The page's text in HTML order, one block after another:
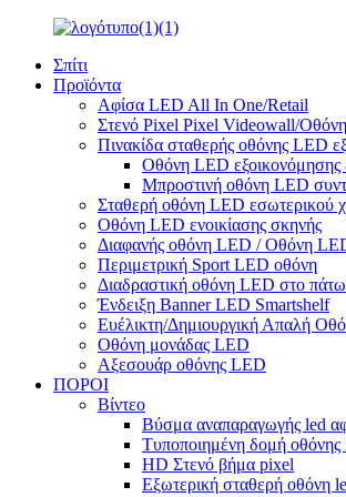
Σπίτι
Προϊόντα
Αφίσα LED All In One/Retail
Στενό Pixel Pixel Videowall/
Πινακίδα σταθερής οθόνης LED
Οθόνη LED εξοικονόμησης
Μπροστινή οθόνη LED
Σταθερή οθόνη LED εσωτερικού
Οθόνη LED ενοικίασης σκηνής
Διαφανής οθόνη LED / Οθόνη
Περιμετρική Sport LED οθόνη
Διαδραστική οθόνη LED στο
Ένδειξη Banner LED Smartshelf
Ευέλικτη/Δημιουργική Απαλή
Οθόνη μονάδας LED
Αξεσουάρ οθόνης LED
ΠΟΡΟΙ
Βίντεο
Βύσμα αναπαραγωγής led
Τυποποιημένη δομή οθόνης
HD Στενό βήμα pixel
Εξωτερική σταθερή οθόνη